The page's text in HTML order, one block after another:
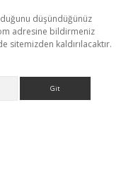
düşündüğünüz
adresine bildirmeniz
sitemizden kaldırılacaktır.